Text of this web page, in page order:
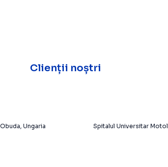
Clienții noștri
Ungaria Spitalul Universitar Motol